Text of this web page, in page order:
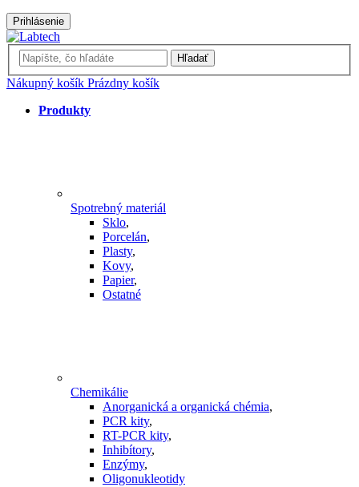
Prihlásenie
Hľadať
Nákupný košík Prázdny košík
Produkty
Spotrebný materiál
Sklo,
Porcelán,
Plasty,
Kovy,
Papier,
Ostatné
Chemikálie
Anorganická a organická chémia,
PCR kity,
RT-PCR kity,
Inhibítory,
Enzýmy,
Oligonukleotidy